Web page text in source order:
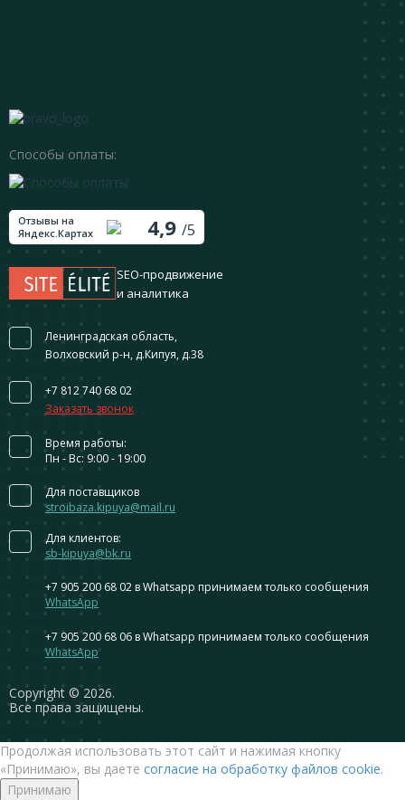
Сopyright © 2026.
Все права защищены.
Способы оплаты:
Отзывы на
Яндекс.Картах
4,9 /5
SEO-продвижение
и аналитика
Ленинградская область,
Волховский р-н, д.Кипуя, д.38
+7 812 740 68 02
Заказать звонок
Время работы:
Пн - Вс: 9:00 - 19:00
Для поставщиков
stroibaza.kipuya@mail.ru
Для клиентов:
sb-kipuya@bk.ru
+7 905 200 68 02 в Whatsapp принимаем только сообщения
WhatsApp
+7 905 200 68 06 в Whatsapp принимаем только сообщения
WhatsApp
Продолжая использовать этот сайт и нажимая кнопку
«Принимаю», вы даете согласие на обработку файлов cookie.
Принимаю